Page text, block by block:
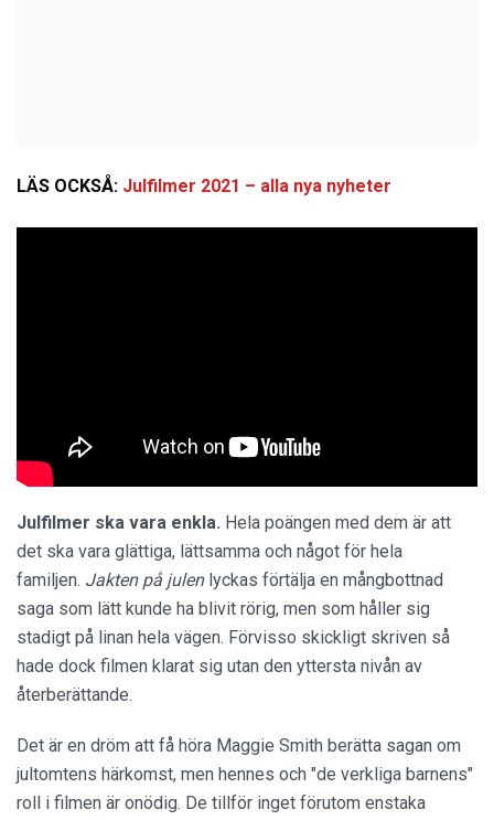
LÄS OCKSÅ: Julfilmer 2021 – alla nya nyheter
Julfilmer ska vara enkla. Hela poängen med dem är att
det ska vara glättiga, lättsamma och något för hela
familjen. Jakten på julenlyckas förtälja en mångbottnad
saga som lätt kunde ha blivit rörig, men som håller sig
stadigt på linan hela vägen. Förvisso skickligt skriven så
hade dock filmen klarat sig utan den yttersta nivån av
återberättande.
Det är en dröm att få höra Maggie Smith berätta sagan om
jultomtens härkomst, men hennes och "de verkliga barnens"
roll i filmen är onödig. De tillför inget förutom enstaka